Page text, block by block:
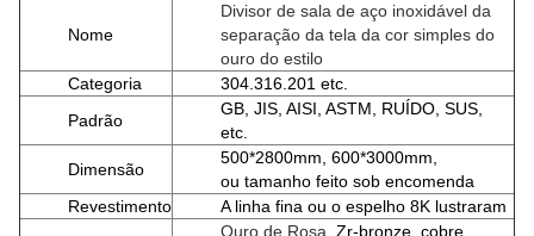
Nome
Divisor de sala de aço inoxidável da
separação da tela da cor simples do
ouro do estilo
Categoria
304.316.201 etc.
Padrão
GB, JIS, AISI, ASTM, RUÍDO, SUS,
etc.
Dimensão
500*2800mm, 600*3000mm,
ou tamanho feito sob encomenda
Revestimento
A linha fina ou o espelho 8K lustraram
Ouro de Rosa, Zr-bronze, cobre